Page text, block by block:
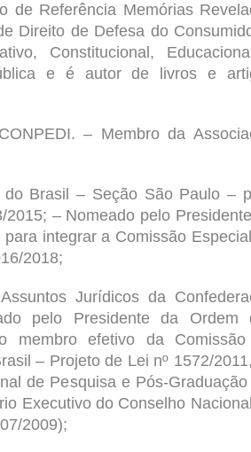
de Referência Memórias
Direito de Defesa do
Constitucional,
e é autor de livros e
CONPEDI. – Membro da
Brasil
– Seção São Paulo –
– Nomeado pelo
integrar a Comissão
2018;
Jurídicos da
pelo Presidente da Ordem
membro efetivo da
– Projeto de Lei nº 1572/
de Pesquisa e Pós-Graduação
Executivo do Conselho
2009);